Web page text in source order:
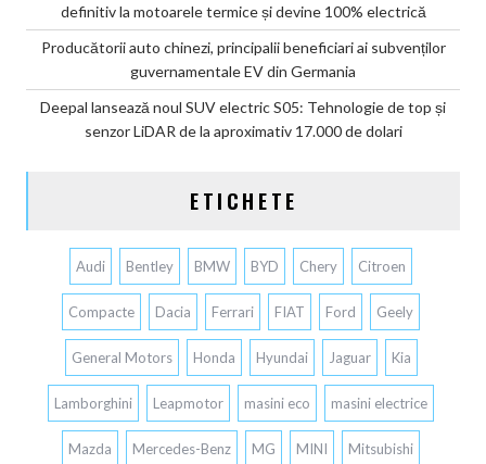
definitiv la motoarele termice și devine 100% electrică
Producătorii auto chinezi, principalii beneficiari ai subvenților
guvernamentale EV din Germania
Deepal lansează noul SUV electric S05: Tehnologie de top și
senzor LiDAR de la aproximativ 17.000 de dolari
ETICHETE
Audi Bentley BMW BYD Chery Citroen
Compacte Dacia Ferrari FIAT Ford Geely
General Motors Honda Hyundai Jaguar Kia
Lamborghini Leapmotor masini eco masini electrice
Mazda Mercedes-Benz MG MINI Mitsubishi